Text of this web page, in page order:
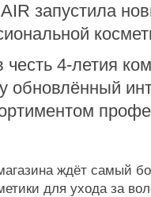
честь 4-летия
обновлённый
ждёт самый
для ухода за